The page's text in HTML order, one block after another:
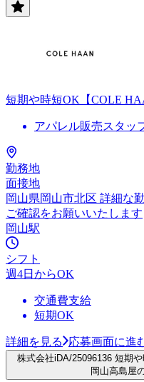
短期や時短OK【COLE
アパレル販売スタッ
勤務地
面接地
岡山県岡山市北区 詳細な
ご確認をお願いいたします
岡山駅
シフト
週4日からOK
交通費支給
短期OK
詳細を見る 応募画面に進
株式会社iDA/25096136 短期
岡山高島屋